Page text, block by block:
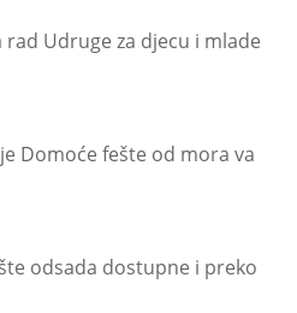
Udruge za djecu i mlade
Domoće fešte od mora va
odsada dostupne i preko